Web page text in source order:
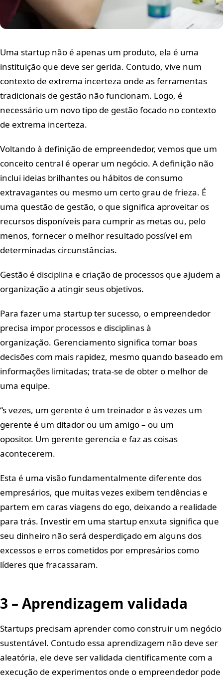
Uma startup não é apenas um produto, ela é uma
instituição que deve ser gerida. Contudo, vive num
contexto de extrema incerteza onde as ferramentas
tradicionais de gestão não funcionam. Logo, é
necessário um novo tipo de gestão focado no contexto
de extrema incerteza.
Voltando à definição de empreendedor, vemos que um
conceito central é operar um negócio. A definição não
inclui ideias brilhantes ou hábitos de consumo
extravagantes ou mesmo um certo grau de frieza. É
uma questão de gestão, o que significa aproveitar os
recursos disponíveis para cumprir as metas ou, pelo
menos, fornecer o melhor resultado possível em
determinadas circunstâncias.
Gestão é disciplina e criação de processos que ajudem a
organização a atingir seus objetivos.
Para fazer uma startup ter sucesso, o empreendedor
precisa impor processos e disciplinas à
organização. Gerenciamento significa tomar boas
decisões com mais rapidez, mesmo quando baseado em
informações limitadas; trata-se de obter o melhor de
uma equipe.
“s vezes, um gerente é um treinador e às vezes um
gerente é um ditador ou um amigo – ou um
opositor. Um gerente gerencia e faz as coisas
acontecerem.
Esta é uma visão fundamentalmente diferente dos
empresários, que muitas vezes exibem tendências e
partem em caras viagens do ego, deixando a realidade
para trás. Investir em uma startup enxuta significa que
seu dinheiro não será desperdiçado em alguns dos
excessos e erros cometidos por empresários como
líderes que fracassaram.
3 – Aprendizagem validada
Startups precisam aprender como construir um negócio
sustentável. Contudo essa aprendizagem não deve ser
aleatória, ele deve ser validada cientificamente com a
execução de experimentos onde o empreendedor pode